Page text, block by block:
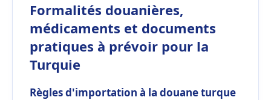
Formalités douanières,
médicaments et documents
pratiques à prévoir pour la
Turquie
Règles d'importation à la douane turque